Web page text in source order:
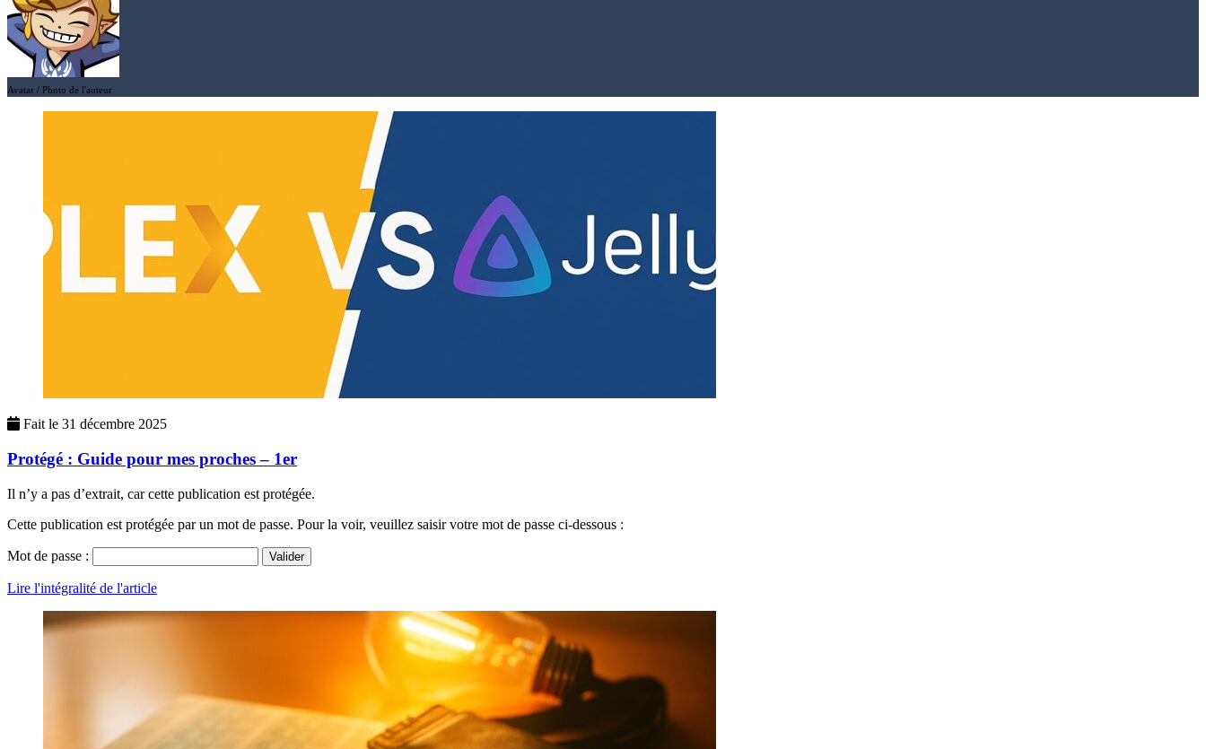
Avatar / Photo de l'auteur
Fait le 31 décembre 2025
Protégé : Guide pour mes proches – 1er
Il n’y a pas d’extrait, car cette publication est protégée.
Cette publication est protégée par un mot de passe. Pour la voir, veuillez saisir votre mot de passe ci-dessous :
Mot de passe :
Lire l'intégralité de l'article